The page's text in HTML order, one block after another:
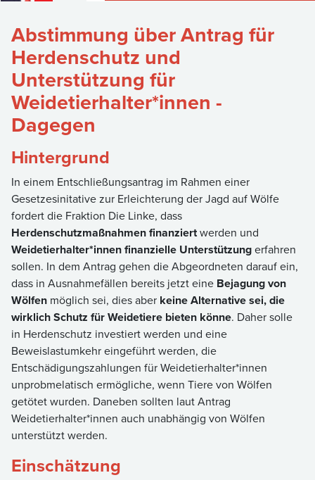
Abstimmung über Antrag für
Herdenschutz und
Unterstützung für
Weidetierhalter*innen -
Dagegen
Hintergrund
In einem Entschließungsantrag im Rahmen einer
Gesetzesinitative zur Erleichterung der Jagd auf Wölfe
fordert die Fraktion Die Linke, dass
Herdenschutzmaßnahmen finanziertwerden und
Weidetierhalter*innen finanzielle Unterstützungerfahren
sollen. In dem Antrag gehen die Abgeordneten darauf ein,
dass in Ausnahmefällen bereits jetzt eine Bejagung von
Wölfen möglich sei, dies aber keine Alternative sei, die
wirklich Schutz für Weidetiere bieten könne. Daher solle
in Herdenschutz investiert werden und eine
Beweislastumkehr eingeführt werden, die
Entschädigungszahlungen für Weidetierhalter*innen
unprobmelatisch ermögliche, wenn Tiere von Wölfen
getötet wurden. Daneben sollten laut Antrag
Weidetierhalter*innen auch unabhängig von Wölfen
unterstützt werden.
Einschätzung